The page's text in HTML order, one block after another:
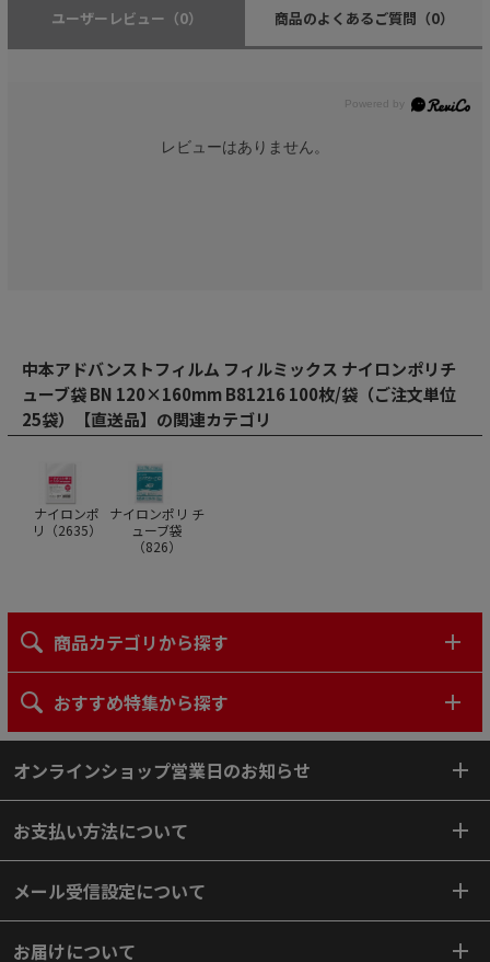
ユーザーレビュー （0） 商品のよくあるご質問 （0）
レビューはありません。
中本アドバンストフィルム フィルミックス ナイロンポリチ
ューブ袋 BN 120×160mm B81216 100枚/袋（ご注文単位
25袋）【直送品】の関連カテゴリ
ナイロンポ
リ（2635）
ナイロンポリ チ
ューブ袋
（826）
商品カテゴリから探す
おすすめ特集から探す
オンラインショップ営業日のお知らせ
お支払い方法について
メール受信設定について
お届けについて